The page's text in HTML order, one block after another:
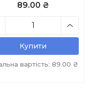
89.00 ₴
Купити
вартість: 89.00 ₴